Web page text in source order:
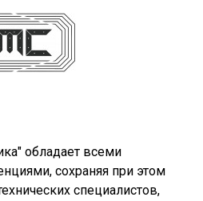
обладает всеми
сохраняя при этом
специалистов,